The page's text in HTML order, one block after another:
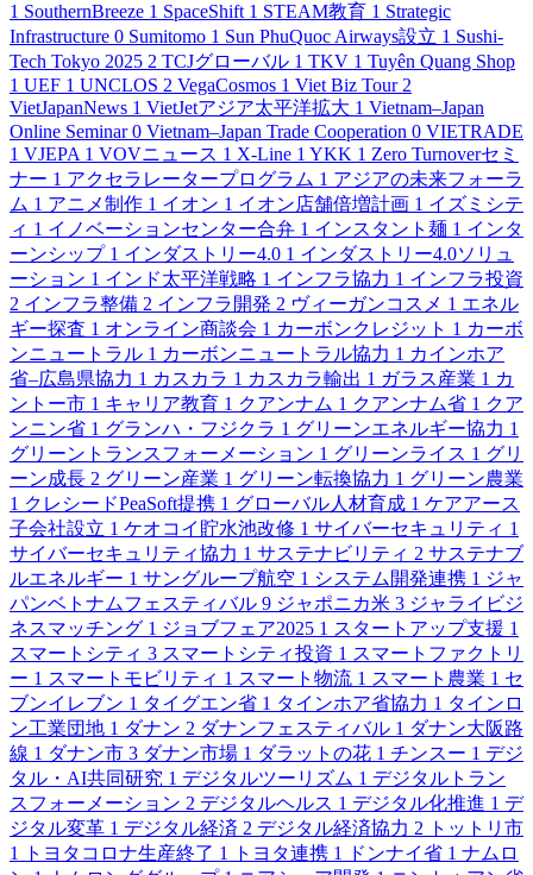
1 SouthernBreeze 1 SpaceShift 1 STEAM教育 1 Strategic
Infrastructure 0 Sumitomo 1 Sun PhuQuoc Airways設立 1 Sushi-
Tech Tokyo 2025 2 TCJグローバル 1 TKV 1 Tuyên Quang Shop
1 UEF 1 UNCLOS 2 VegaCosmos 1 Viet Biz Tour 2
VietJapanNews 1 VietJetアジア太平洋拡大 1 Vietnam–Japan
Online Seminar 0 Vietnam–Japan Trade Cooperation 0 VIETRADE
1 VJEPA 1 VOVニュース 1 X-Line 1 YKK 1 Zero Turnoverセミ
ナー 1 アクセラレータープログラム 1 アジアの未来フォーラ
ム 1 アニメ制作 1 イオン 1 イオン店舗倍増計画 1 イズミシテ
ィ 1 イノベーションセンター合弁 1 インスタント麺 1 インタ
ーンシップ 1 インダストリー4.0 1 インダストリー4.0ソリュ
ーション 1 インド太平洋戦略 1 インフラ協力 1 インフラ投資
2 インフラ整備 2 インフラ開発 2 ヴィーガンコスメ 1 エネル
ギー探査 1 オンライン商談会 1 カーボンクレジット 1 カーボ
ンニュートラル 1 カーボンニュートラル協力 1 カインホア
省–広島県協力 1 カスカラ 1 カスカラ輸出 1 ガラス産業 1 カ
ントー市 1 キャリア教育 1 クアンナム 1 クアンナム省 1 クア
ンニン省 1 グランハ・フジクラ 1 グリーンエネルギー協力 1
グリーントランスフォーメーション 1 グリーンライス 1 グリ
ーン成長 2 グリーン産業 1 グリーン転換協力 1 グリーン農業
1 クレシードPeaSoft提携 1 グローバル人材育成 1 ケアアース
子会社設立 1 ケオコイ貯水池改修 1 サイバーセキュリティ 1
サイバーセキュリティ協力 1 サステナビリティ 2 サステナブ
ルエネルギー 1 サングループ航空 1 システム開発連携 1 ジャ
パンベトナムフェスティバル 9 ジャポニカ米 3 ジャライビジ
ネスマッチング 1 ジョブフェア2025 1 スタートアップ支援 1
スマートシティ 3 スマートシティ投資 1 スマートファクトリ
ー 1 スマートモビリティ 1 スマート物流 1 スマート農業 1 セ
ブンイレブン 1 タイグエン省 1 タインホア省協力 1 タインロ
ン工業団地 1 ダナン 2 ダナンフェスティバル 1 ダナン大阪路
線 1 ダナン市 3 ダナン市場 1 ダラットの花 1 チンスー 1 デジ
タル・AI共同研究 1 デジタルツーリズム 1 デジタルトラン
スフォーメーション 2 デジタルヘルス 1 デジタル化推進 1 デ
ジタル変革 1 デジタル経済 2 デジタル経済協力 2
トットリ市
1
トヨタコロナ生産終了 1 トヨタ連携 1 ドンナイ省 1 ナムロ